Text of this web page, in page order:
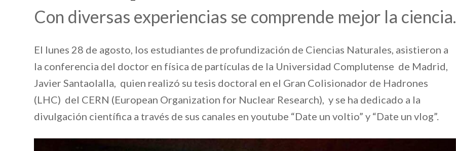
Con diversas experiencias se comprende mejor la ciencia.
El lunes 28 de agosto, los estudiantes de profundización de Ciencias Naturales, asistieron a
la conferencia del doctor en física de partículas de la Universidad Complutense de Madrid,
Javier Santaolalla, quien realizó su tesis doctoral en el Gran Colisionador de Hadrones
(LHC) del CERN (European Organization for Nuclear Research), y se ha dedicado a la
divulgación científica a través de sus canales en youtube “Date un voltio” y “Date un vlog”.